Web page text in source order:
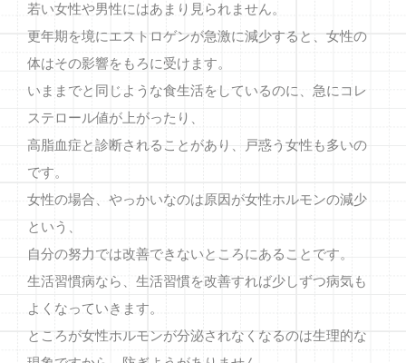
若い女性や男性にはあまり見られません。
更年期を境にエストロゲンが急激に減少すると、女性の
体はその影響をもろに受けます。
いままでと同じような食生活をしているのに、急にコレ
ステロール値が上がったり、
高脂血症と診断されることがあり、戸惑う女性も多いの
です。
女性の場合、やっかいなのは原因が女性ホルモンの減少
という、
自分の努力では改善できないところにあることです。
生活習慣病なら、生活習慣を改善すれば少しずつ病気も
よくなっていきます。
ところが女性ホルモンが分泌されなくなるのは生理的な